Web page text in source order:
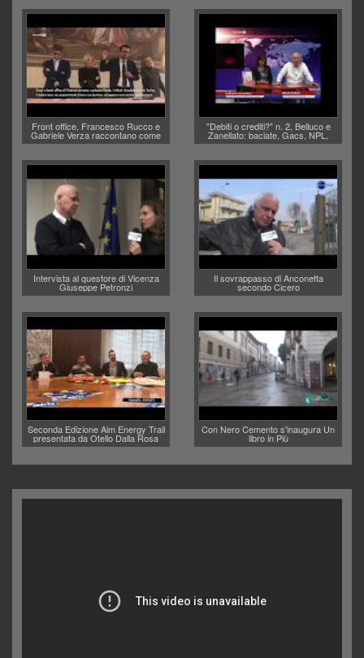
Front office, Francesco Rucco e
Gabriele Verza raccontano come
anagrafe e stato civile entro l'anno
"Debiti o crediti?" n. 2, Belluco e
Zanellato: baciate, Gacs, NPL,
usura
Intervista al questore di Vicenza
Giuseppe Petronzi
Il sovrappasso di Anconetta
secondo Cicero
Seconda Edizione Aim Energy Trail
presentata da Otello Dalla Rosa
Con Nero Cemento s'inaugura Un
libro in Più